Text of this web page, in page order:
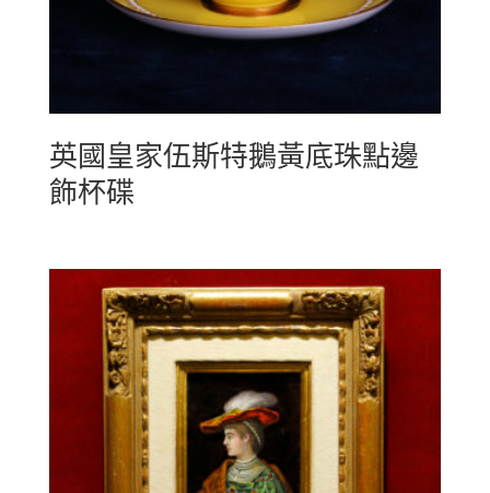
英國皇家伍斯特鵝黃底珠點邊
飾杯碟